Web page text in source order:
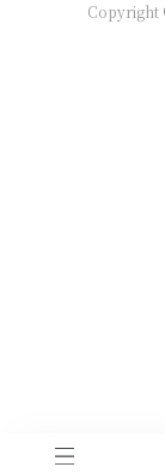
Copyright